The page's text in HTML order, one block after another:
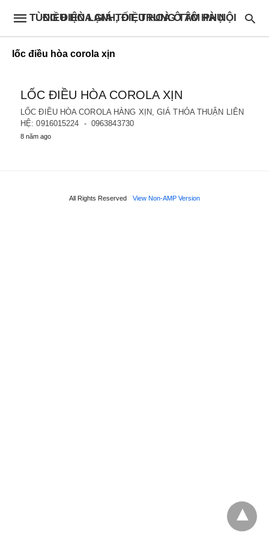
ĐIỀU HÒA GIÁ TỐT, TRUNG TÂM PHỤ TÙNG ĐIỆN LẠNH, ĐIỀU HOÀ Ô TÔ HÀ NỘI
lốc điều hòa corola xịn
LỐC ĐIỀU HÒA COROLA XỊN
LỐC ĐIỀU HÒA COROLA HÀNG XỊN, GIÁ THỎA THUẬN LIÊN
HỆ: 0916015224 - 0963843730
8 năm ago
All Rights Reserved View Non-AMP Version